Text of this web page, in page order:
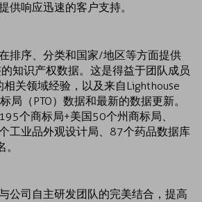
供响应迅速的客户支持。
排序、分类和国家/地区等方面提供
知识产权数据。这是得益于团队成员
关领域经验，以及来自Lighthouse
局（PTO）数据和最新的数据更新。
个商标局+美国50个州商标局、
工业品外观设计局、87个药品数据库
公司自主研发团队的完美结合，提高